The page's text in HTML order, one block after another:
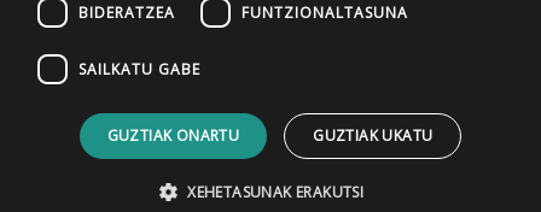
BIDERATZEA FUNTZIONALTASUNA
SAILKATU GABE
GUZTIAK ONARTU GUZTIAK UKATU
XEHETASUNAK ERAKUTSI